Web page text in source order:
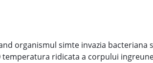
organismul simte invazia bacteriana
ridicata a corpului